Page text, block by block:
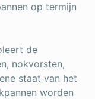
op termijn
de
nokvorsten,
staat van het
worden